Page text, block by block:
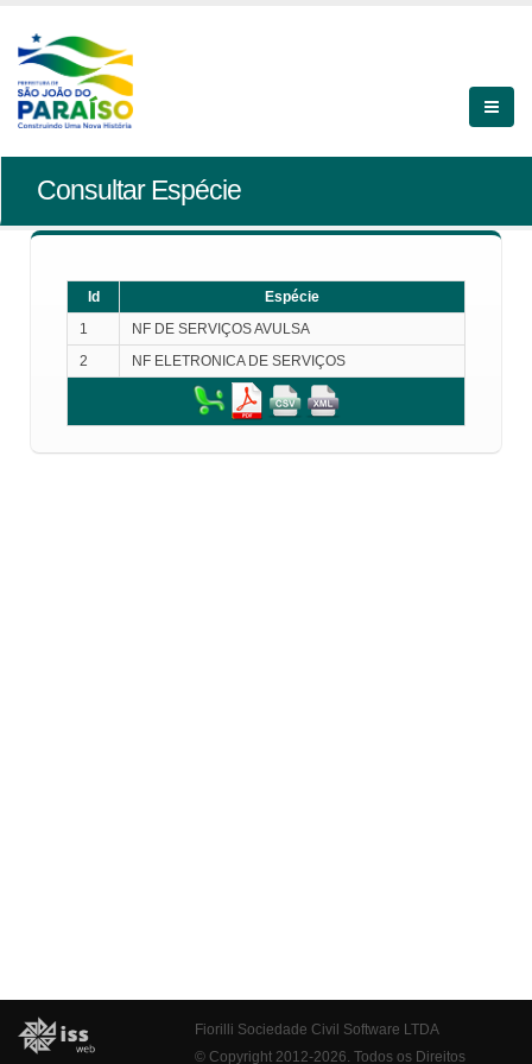
Consultar Espécie
Id
Espécie
1
NF DE SERVIÇOS AVULSA
2
NF ELETRONICA DE SERVIÇOS
Fiorilli Sociedade Civil Software LTDA
© Copyright 2012-2026. Todos os Direitos